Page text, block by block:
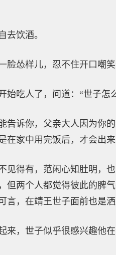
去饮酒。
脸怂样儿，忍不住开口嘲
始吃人了，问道：“世子怎
告诉你，父亲大人因为你
在家中用完饭后，才会出
见得有，范闲心知肚明，
但两个人都觉得彼此的脾
言，在靖王世子面前也是
来，世子似乎很感兴趣他